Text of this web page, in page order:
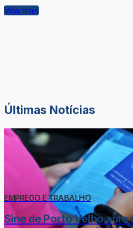
Veja mais
Últimas Notícias
EMPREGO E TRABALHO
Sine de Porto Velho